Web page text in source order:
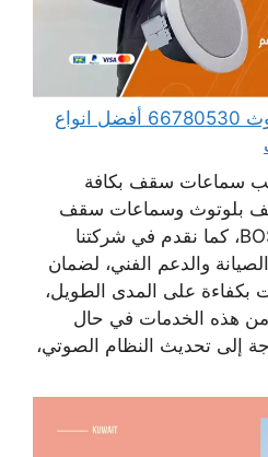
فني سماعات سقف بلوتوث 66780530 أفضل انواع
سماعات سقف بكافة
بلوتوث وسماعات سقف
JPL وسماعات سقف BOSE، كما نقدم في شركتنا
والدعم الفني، لضمان
بكفاءة على المدى الطويل،
من هذه الخدمات في حال
إلى تحديث النظام الصوتي،